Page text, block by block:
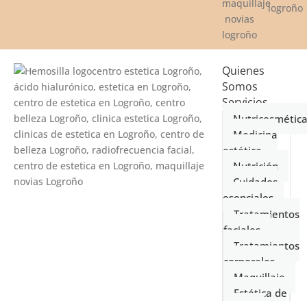
Quienes
Somos
Servicios
Nutricosmética
Medicina
estética
Nutrición
Cuidados
esenciales
Tratamientos
faciales
Tratamientos
corporales
Maquillaje
Estética de